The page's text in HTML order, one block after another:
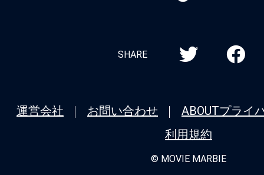
SHARE
運営会社 お問い合わせ ABOUTプライ
利用規約
© MOVIE MARBIE